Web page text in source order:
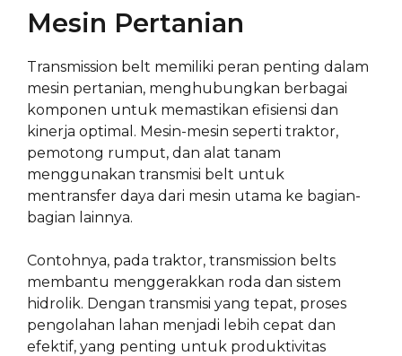
Mesin Pertanian
Transmission belt memiliki peran penting dalam
mesin pertanian, menghubungkan berbagai
komponen untuk memastikan efisiensi dan
kinerja optimal. Mesin-mesin seperti traktor,
pemotong rumput, dan alat tanam
menggunakan transmisi belt untuk
mentransfer daya dari mesin utama ke bagian-
bagian lainnya.
Contohnya, pada traktor, transmission belts
membantu menggerakkan roda dan sistem
hidrolik. Dengan transmisi yang tepat, proses
pengolahan lahan menjadi lebih cepat dan
efektif, yang penting untuk produktivitas